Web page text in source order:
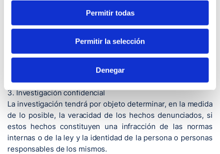
Permitir todas
Permitir la selección
Denegar
denuncia. Si lo estimamos necesario, puede que le
solicitemos alguna aclaración y/o información adicional.
Todas las denuncias que recibimos son revisadas y
incluye suficientes evidencias, se abrirá una investigación.
3. Investigación confidencial
La investigación tendrá por objeto determinar, en la medida
de lo posible, la veracidad de los hechos denunciados, si
estos hechos constituyen una infracción de las normas
internas o de la ley y la identidad de la persona o personas
responsables de los mismos.